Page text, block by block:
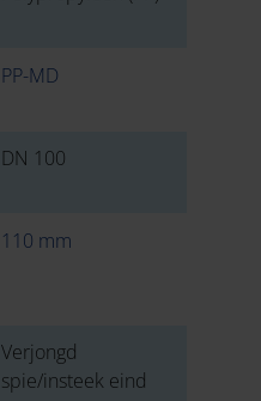
PP-MD
DN 100
110 mm
Verjongd
spie/insteek eind